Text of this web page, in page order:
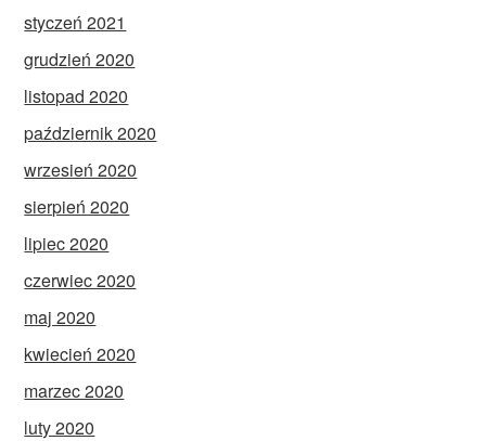
styczeń 2021
grudzień 2020
listopad 2020
październik 2020
wrzesień 2020
sierpień 2020
lipiec 2020
czerwiec 2020
maj 2020
kwiecień 2020
marzec 2020
luty 2020